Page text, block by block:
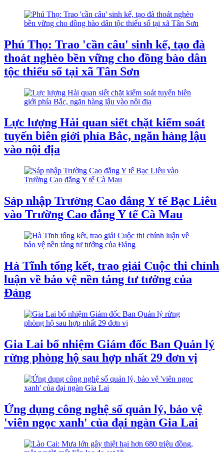
Phú Thọ: Trao 'cần câu' sinh kế, tạo đà
thoát nghèo bền vững cho đồng bào dân
tộc thiểu số tại xã Tân Sơn
Lực lượng Hải quan siết chặt kiểm soát
tuyến biên giới phía Bắc, ngăn hàng lậu
vào nội địa
Sáp nhập Trường Cao đẳng Y tế Bạc Liêu
vào Trường Cao đẳng Y tế Cà Mau
Hà Tĩnh tổng kết, trao giải Cuộc thi chính
luận về bảo vệ nền tảng tư tưởng của
Đảng
Gia Lai bổ nhiệm Giám đốc Ban Quản lý
rừng phòng hộ sau hợp nhất 29 đơn vị
Ứng dụng công nghệ số quản lý, bảo vệ
'viên ngọc xanh' của đại ngàn Gia Lai